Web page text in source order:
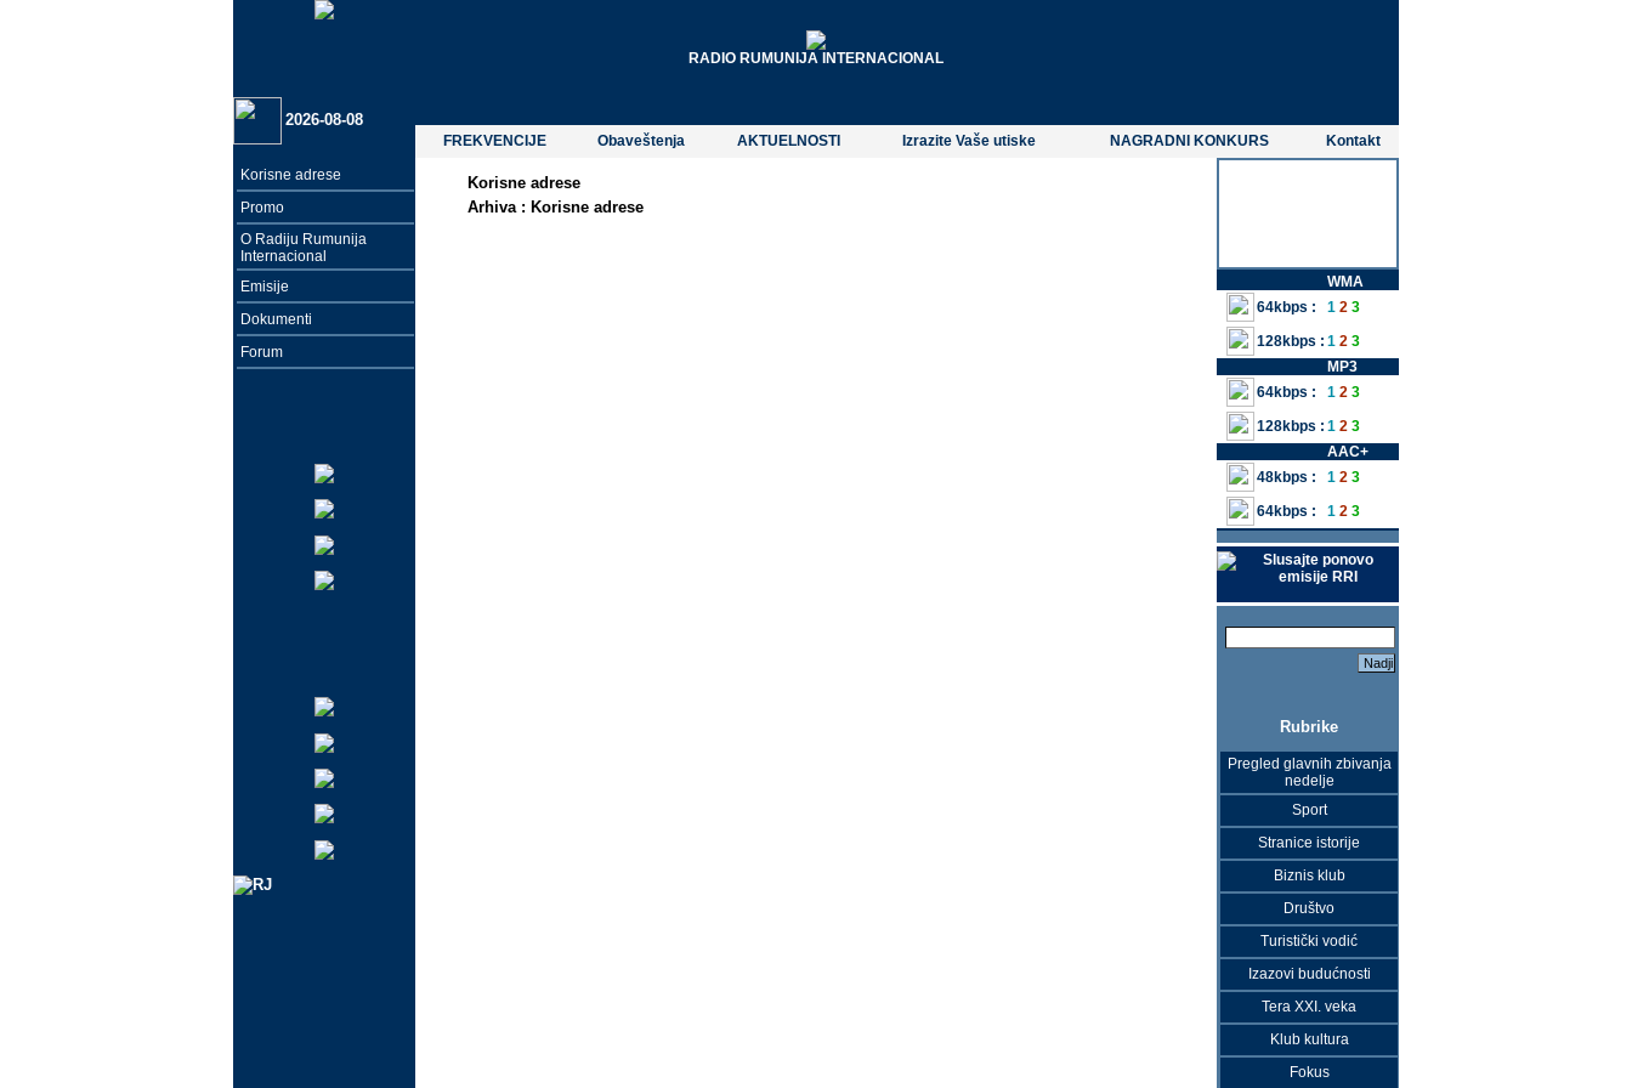
RADIO RUMUNIJA INTERNACIONAL
2026-08-08
FREKVENCIJE Obaveštenja AKTUELNOSTI Izrazite Vaše utiske NAGRADNI KONKURS
Kontakt
Korisne adrese
Promo
O Radiju Rumunija
Internacional
Emisije
Dokumenti
Forum
Korisne adrese
Arhiva : Korisne adrese
WMA
64kbps :
1 2 3
128kbps : 1 2 3
MP3
64kbps :
1 2 3
128kbps : 1 2 3
AAC+
48kbps :
1 2 3
64kbps :
1 2 3
Slusajte ponovo
emisije RRI
Rubrike
Pregled glavnih zbivanja
nedelje
Sport
Stranice istorije
Biznis klub
Društvo
Turistički vodić
Izazovi budućnosti
Tera XXI. veka
Klub kultura
Fokus